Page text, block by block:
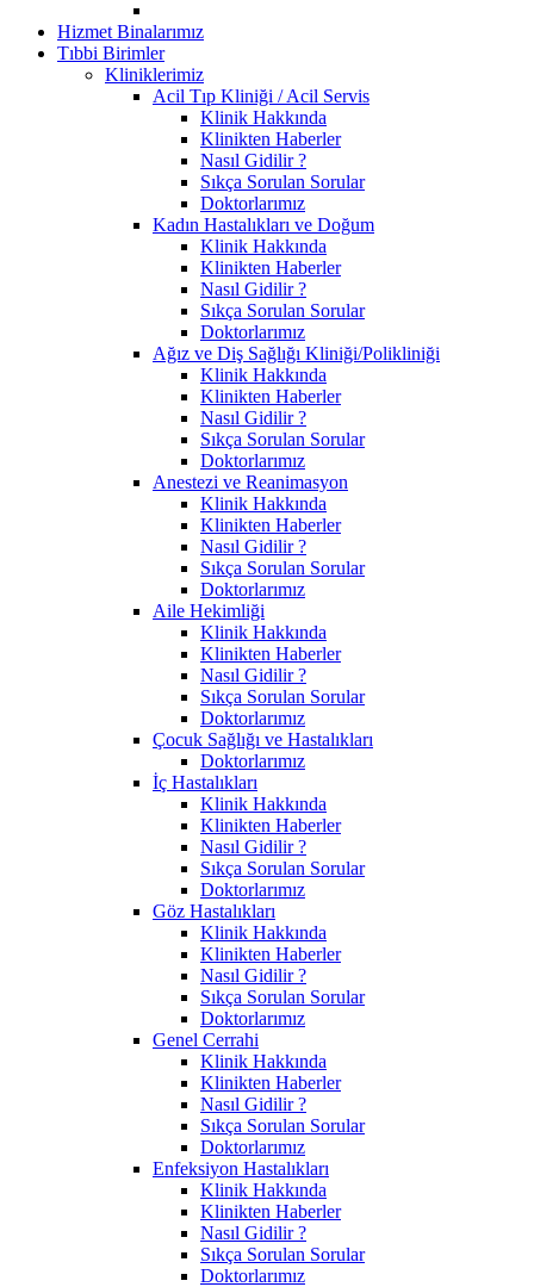
Hizmet Binalarımız
Tıbbi Birimler
Kliniklerimiz
Acil Tıp Kliniği / Acil Servis
Klinik Hakkında
Klinikten Haberler
Nasıl Gidilir ?
Sıkça Sorulan Sorular
Doktorlarımız
Kadın Hastalıkları ve Doğum
Klinik Hakkında
Klinikten Haberler
Nasıl Gidilir ?
Sıkça Sorulan Sorular
Doktorlarımız
Ağız ve Diş Sağlığı Kliniği/Polikliniği
Klinik Hakkında
Klinikten Haberler
Nasıl Gidilir ?
Sıkça Sorulan Sorular
Doktorlarımız
Anestezi ve Reanimasyon
Klinik Hakkında
Klinikten Haberler
Nasıl Gidilir ?
Sıkça Sorulan Sorular
Doktorlarımız
Aile Hekimliği
Klinik Hakkında
Klinikten Haberler
Nasıl Gidilir ?
Sıkça Sorulan Sorular
Doktorlarımız
Çocuk Sağlığı ve Hastalıkları
Doktorlarımız
İç Hastalıkları
Klinik Hakkında
Klinikten Haberler
Nasıl Gidilir ?
Sıkça Sorulan Sorular
Doktorlarımız
Göz Hastalıkları
Klinik Hakkında
Klinikten Haberler
Nasıl Gidilir ?
Sıkça Sorulan Sorular
Doktorlarımız
Genel Cerrahi
Klinik Hakkında
Klinikten Haberler
Nasıl Gidilir ?
Sıkça Sorulan Sorular
Doktorlarımız
Enfeksiyon Hastalıkları
Klinik Hakkında
Klinikten Haberler
Nasıl Gidilir ?
Sıkça Sorulan Sorular
Doktorlarımız